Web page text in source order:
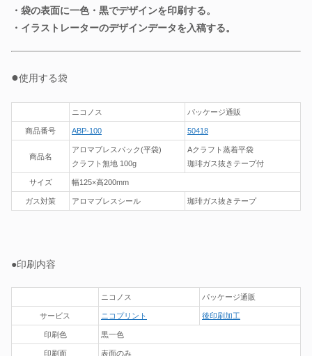
・袋の表面に一色・黒でデザインを印刷する。
・イラストレーターのデザインデータを入稿する。
●使用する袋
ニコノス パッケージ通販
商品番号 ABP-100 50418
商品名
アロマブレスパック(平袋)
クラフト無地 100g
Aクラフト蒸着平袋
珈琲ガス抜きテープ付
サイズ 幅125×高200mm
ガス対策 アロマブレスシール 珈琲ガス抜きテープ
●印刷内容
ニコノス パッケージ通販
サービス ニコプリント 後印刷加工
印刷色 黒一色
印刷面 表面のみ